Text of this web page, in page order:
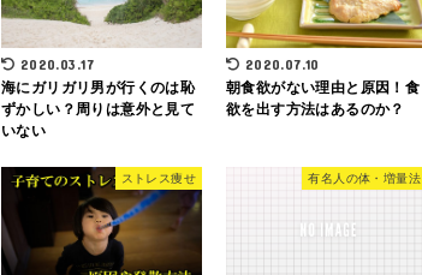
2020.03.17
海にガリガリ男が行くのは恥
ずかしい？周りは意外と見て
いない
2020.07.10
朝食欲がない理由と原因！食
欲を出す方法はあるのか？
ストレス痩せ 有名人の体・増量法